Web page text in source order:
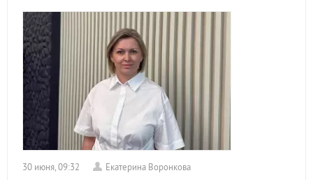
30 июня, 09:32 Екатерина Воронкова